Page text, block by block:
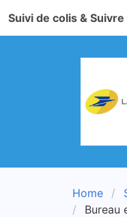
Suivi de colis &
Home
Bureau